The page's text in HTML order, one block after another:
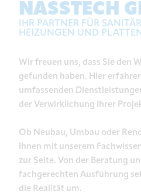
NASSTECH
IHR PARTNER FÜR
HEIZUNGEN UND
Wir freuen uns, dass Sie den
gefunden haben. Hier
umfassenden
der Verwirklichung Ihrer
Ob Neubau, Umbau oder
Ihnen mit unserem
zur Seite. Von der Beratung
fachgerechten Ausführung
die Realität um.